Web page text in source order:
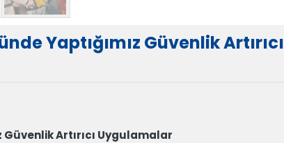
Yaptığımız Güvenlik Artırıcı
Güvenlik Artırıcı Uygulamalar